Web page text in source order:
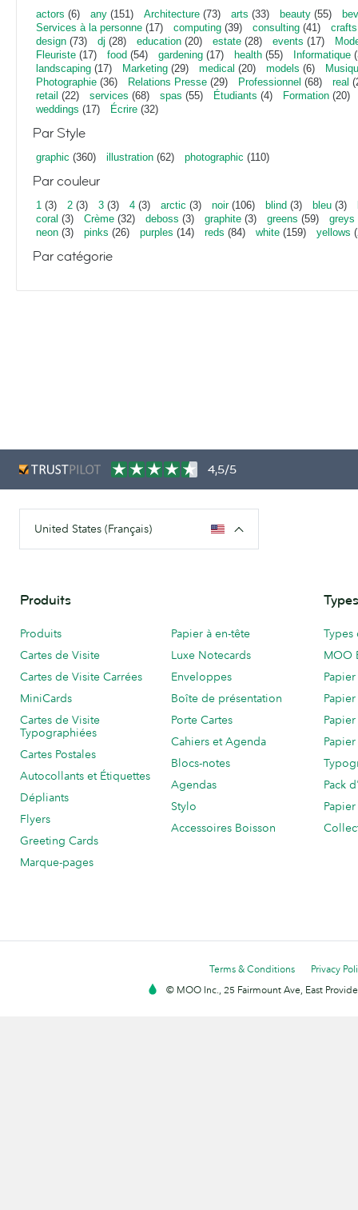
actors (6) any (151) Architecture (73) arts (33) beauty (55)
Services à la personne (17) computing (39) consulting (41) crafts
design (73) dj (28) education (20) estate (28) events (17)
Fleuriste (17) food (54) gardening (17) health (55) Informatique
landscaping (17) Marketing (29) medical (20) models (6)
Photographie (36) Relations Presse (29) Professionnel (68) real
retail (22) services (68) spas (55) Étudiants (4) Formation (20)
weddings (17) Écrire (32)
Par Style
graphic (360) illustration (62) photographic (110)
Par couleur
1 (3) 2 (3) 3 (3) 4 (3) arctic (3) noir(106) blind (3) bleu (3)
coral (3) Crème (32) deboss (3) graphite (3) greens (59) greys
neon (3) pinks (26) purples (14) reds (84) white (159) yellows
Par catégorie
4,5/5
United States (Français)
Produits
Produits
Cartes de Visite
Cartes de Visite Carrées
MiniCards
Cartes de Visite
Typographiées
Cartes Postales
Autocollants et Étiquettes
Dépliants
Flyers
Greeting Cards
Marque-pages
Papier à en-tête
Luxe Notecards
Enveloppes
Boîte de présentation
Porte Cartes
Cahiers et Agenda
Blocs-notes
Agendas
Stylo
Accessoires Boisson
MOO
Pack
Terms & Conditions
Privacy
© MOO Inc., 25 Fairmount Ave, East